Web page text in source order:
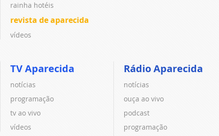
rainha hotéis
revista de aparecida
vídeos
TV Aparecida
notícias
programação
tv ao vivo
vídeos
Rádio Aparecida
notícias
ouça ao vivo
podcast
programação